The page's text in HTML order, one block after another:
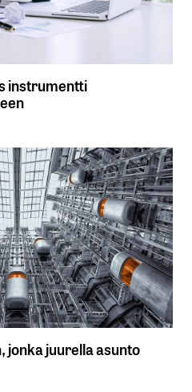
instrumentti
jonka juurella asunto